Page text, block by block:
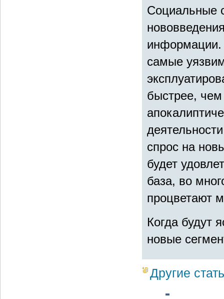
Социальные
самые
быстрее,
спрос на
будет
база, во
процветают
Когда будут
новые
Другие